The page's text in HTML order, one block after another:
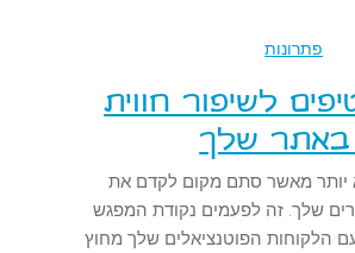
פתרונות
לשיפור חווית
באתר שלך
יותר מאשר סתם מקום לקדם את
שלך. זה לפעמים נקודת המפגש
הלקוחות הפוטנציאלים שלך מחוץ